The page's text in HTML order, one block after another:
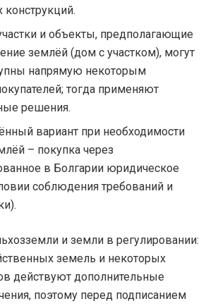
и объекты, предполагающие
землёй (дом с участком), могут
напрямую некоторым
тогда применяют
решения.
вариант при необходимости
– покупка через
в Болгарии юридическое
соблюдения требований и
и земли в регулировании:
земель и некоторых
действуют дополнительные
поэтому перед подписанием